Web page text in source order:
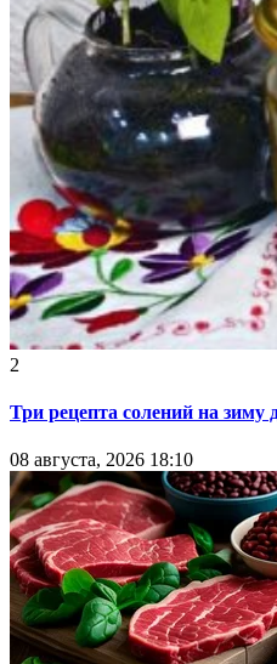
2
Три рецепта солений на зиму
08 августа, 2026 18:10